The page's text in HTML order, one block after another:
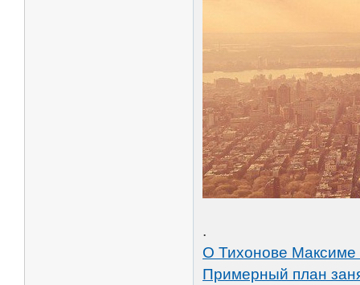
.
О Тихонове Максиме
Примерный план